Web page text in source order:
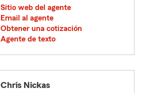
Sitio web del agente
Email al agente
Obtener una cotización
Agente de texto
Chris Nickas